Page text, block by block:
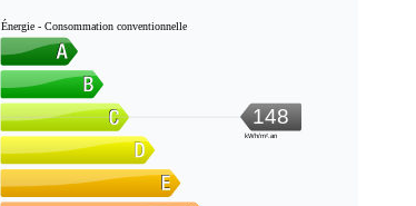
Énergie - Consommation conventionnelle
148
kWh/m².an